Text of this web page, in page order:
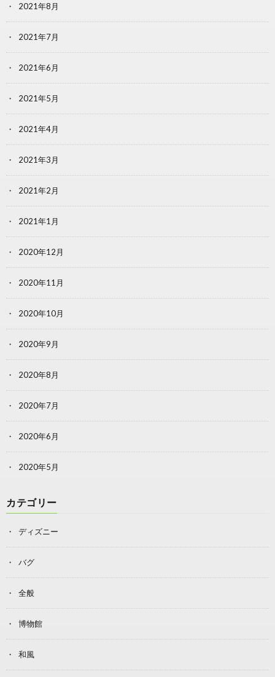
2021年8月
2021年7月
2021年6月
2021年5月
2021年4月
2021年3月
2021年2月
2021年1月
2020年12月
2020年11月
2020年10月
2020年9月
2020年8月
2020年7月
2020年6月
2020年5月
カテゴリー
ディズニー
バグ
全般
博物館
和風